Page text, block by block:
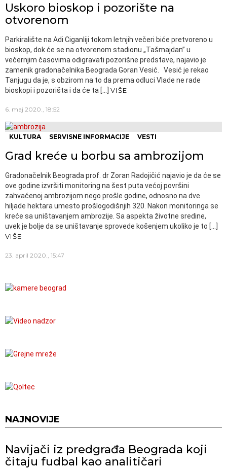
Uskoro bioskop i pozorište na
otvorenom
Parkiralište na Adi Ciganliji tokom letnjih večeri biće pretvoreno u
bioskop, dok će se na otvorenom stadionu „Tašmajdan” u
večernjim časovima odigravati pozorišne predstave, najavio je
zamenik gradonačelnika Beograda Goran Vesić. Vesić je rekao
Tanjugu da je, s obzirom na to da prema odluci Vlade ne rade
bioskopi i pozorišta i da će ta […] VIŠE
6. maj 2020., 18:52
KULTURA SERVISNE INFORMACIJE VESTI
Grad kreće u borbu sa ambrozijom
Gradonačelnik Beograda prof. dr Zoran Radojičić najavio je da će se
ove godine izvršiti monitoring na šest puta većoj površini
zahvaćenoj ambrozijom nego prošle godine, odnosno na dve
hiljade hektara umesto prošlogodišnjih 320. Nakon monitoringa se
kreće sa uništavanjem ambrozije. Sa aspekta životne sredine,
uvek je bolje da se uništavanje sprovede košenjem ukoliko je to […]
VIŠE
23. april 2020., 15:47
NAJNOVIJE
Navijači iz predgrađa Beograda koji
čitaju fudbal kao analitičari